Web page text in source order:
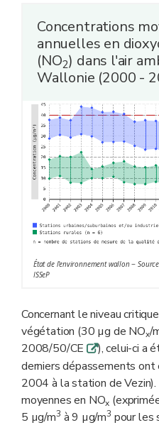
Concentrations
annuelles en
(NO2) dans l'air
Wallonie (2000 -
État de l'environnement wallon −
ISSeP
Concernant le niveau
végétation (30 µg de NOx/
2008/50/CEq), celui-ci a
derniers dépassements
2004 à la station de
moyennes en NOx
5 µg/m3 à 9 µg/m3 pour les